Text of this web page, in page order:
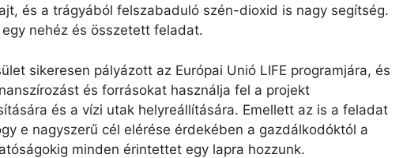
és a trágyából felszabaduló szén-dioxid is nagy segítség.
nehéz és összetett feladat.
sikeresen pályázott az Európai Unió LIFE programjára, és
és forrásokat használja fel a projekt
és a vízi utak helyreállítására. Emellett az is a feladat
e nagyszerű cél elérése érdekében a gazdálkodóktól a
minden érintettet egy lapra hozzunk.